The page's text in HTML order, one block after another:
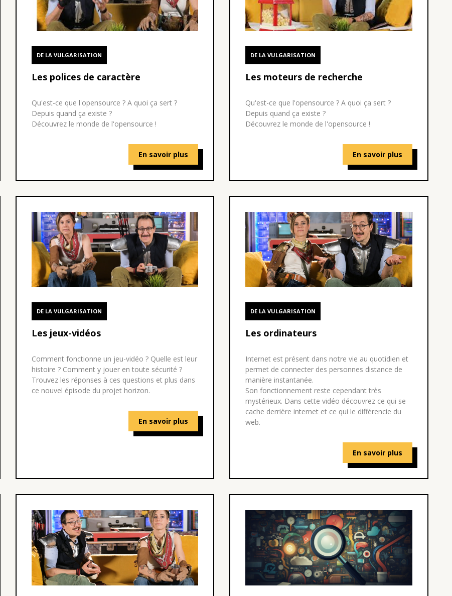
DE LA VULGARISATION
Les polices de caractère
Qu'est-ce que l'opensource ? A quoi ça sert ?
Depuis quand ça existe ?
Découvrez le monde de l'opensource !
En savoir plus
DE LA VULGARISATION
Les moteurs de recherche
Qu'est-ce que l'opensource ? A quoi ça sert ?
Depuis quand ça existe ?
Découvrez le monde de l'opensource !
En savoir plus
DE LA VULGARISATION
Les jeux-vidéos
Comment fonctionne un jeu-vidéo ? Quelle est leur
histoire ? Comment y jouer en toute sécurité ?
Trouvez les réponses à ces questions et plus dans
ce nouvel épisode du projet horizon.
En savoir plus
DE LA VULGARISATION
Les ordinateurs
Internet est présent dans notre vie au quotidien et
permet de connecter des personnes distance de
manière instantanée.
Son fonctionnement reste cependant très
mystérieux. Dans cette vidéo découvrez ce qui se
cache derrière internet et ce qui le différencie du
web.
En savoir plus